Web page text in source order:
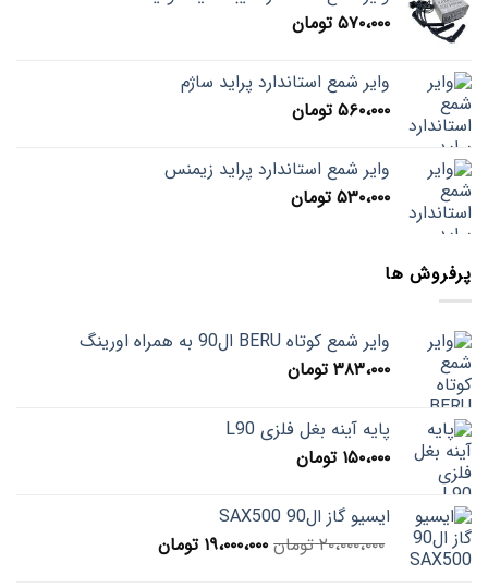
۵۷۰،۰۰۰ تومان
وایر شمع استاندارد پراید ساژم
۵۶۰،۰۰۰ تومان
وایر شمع استاندارد پراید زیمنس
۵۳۰،۰۰۰ تومان
پرفروش ها
وایر شمع کوتاه BERU ال90 به همراه اورینگ
۳۸۳،۰۰۰ تومان
پایه آینه بغل فلزی L90
۱۵۰،۰۰۰ تومان
ایسیو گاز ال90 SAX500
۲۰،۰۰۰،۰۰۰ تومان قیمت
۱۹،۰۰۰،۰۰۰ تومانقیمت